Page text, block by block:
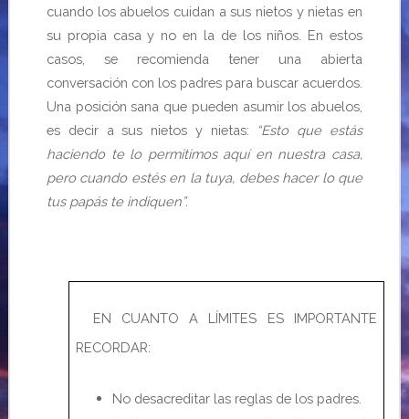
cuando los abuelos cuidan a sus nietos y nietas en
su propia casa y no en la de los niños. En estos
casos, se recomienda tener una abierta
conversación con los padres para buscar acuerdos.
Una posición sana que pueden asumir los abuelos,
es decir a sus nietos y nietas:
“Esto que estás
haciendo te lo permitimos aquí en nuestra casa,
pero cuando estés en la tuya, debes hacer lo que
tus papás te indiquen”.
EN CUANTO A LÍMITES ES IMPORTANTE
RECORDAR:
No desacreditar las reglas de los padres.